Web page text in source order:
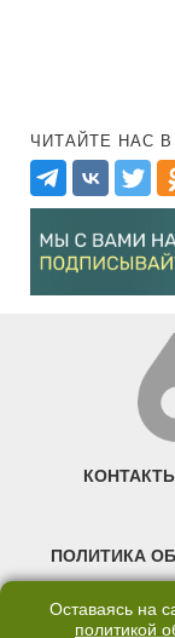
ЧИТАЙТЕ НАС
ПОЛИТИКА
Оставаясь на
политикой